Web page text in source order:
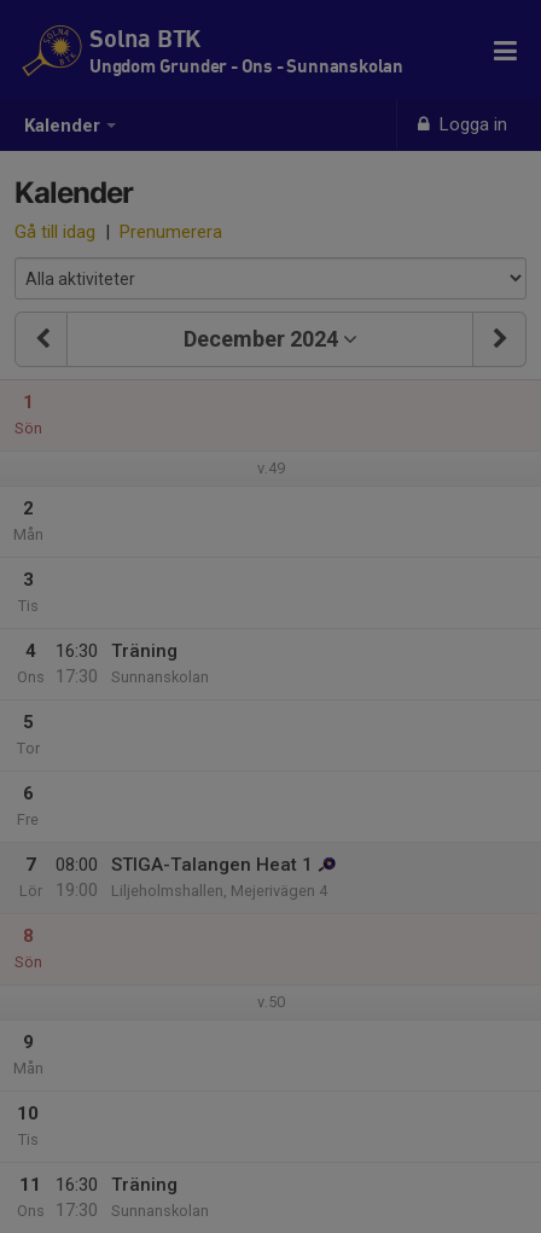
Kalender Logga in
Solna BTK
Ungdom Grunder - Ons - Sunnanskolan
Kalender
Gå till idag | Prenumerera
December 2024
1
Sön
v.49
2
Mån
3
Tis
4
Ons
16:30
17:30
Träning
Sunnanskolan
5
Tor
6
Fre
7
Lör
08:00
19:00
STIGA-Talangen Heat 1
Liljeholmshallen, Mejerivägen 4
8
Sön
v.50
9
Mån
10
Tis
11
Ons
16:30
17:30
Träning
Sunnanskolan